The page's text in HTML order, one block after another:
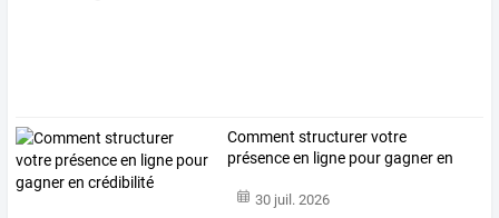
Comment structurer votre
présence en ligne pour gagner en
30 juil. 2026